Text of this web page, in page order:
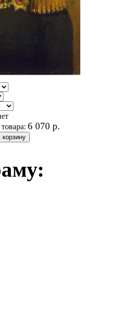
6 070 р.